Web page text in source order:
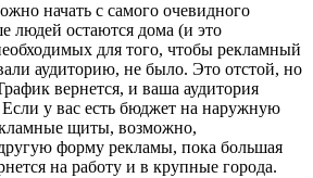
начать с самого очевидного
людей остаются дома (и это
для того, чтобы рекламный
аудиторию, не было. Это отстой, но
вернется, и ваша аудитория
у вас есть бюджет на наружную
щиты, возможно,
форму рекламы, пока большая
на работу и в крупные города.